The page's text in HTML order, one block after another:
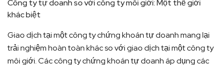
Công ty tự doanh so với công ty môi giới: Một thế giới
khác biệt
Giao dịch tại một công ty chứng khoán tự doanh mang lại
trải nghiệm hoàn toàn khác so với giao dịch tại một công ty
môi giới. Các công ty chứng khoán tự doanh áp dụng các